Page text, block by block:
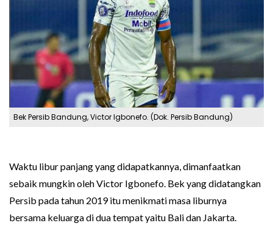
Bek Persib Bandung, Victor Igbonefo. (Dok. Persib Bandung)
Waktu libur panjang yang didapatkannya, dimanfaatkan
sebaik mungkin oleh Victor Igbonefo. Bek yang didatangkan
Persib pada tahun 2019 itu menikmati masa liburnya
bersama keluarga di dua tempat yaitu Bali dan Jakarta.